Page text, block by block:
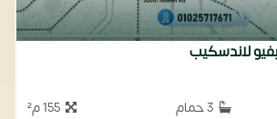
3 حمام 155 م²